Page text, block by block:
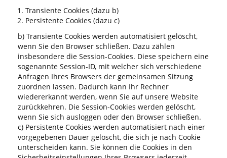
Transiente Cookies (dazu b)
Persistente Cookies (dazu c)
b) Transiente Cookies werden automatisiert gelöscht,
wenn Sie den Browser schließen. Dazu zählen
insbesondere die Session-Cookies. Diese speichern eine
sogenannte Session-ID, mit welcher sich verschiedene
Anfragen Ihres Browsers der gemeinsamen Sitzung
zuordnen lassen. Dadurch kann Ihr Rechner
wiedererkannt werden, wenn Sie auf unsere Website
zurückkehren. Die Session-Cookies werden gelöscht,
wenn Sie sich ausloggen oder den Browser schließen.
c) Persistente Cookies werden automatisiert nach einer
vorgegebenen Dauer gelöscht, die sich je nach Cookie
unterscheiden kann. Sie können die Cookies in den